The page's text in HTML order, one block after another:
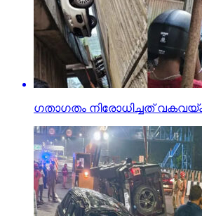
ഗതാഗതം നിരോധിച്ചത്